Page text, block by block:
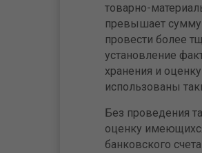
товарно-
превышает сумму
провести более
установление
хранения и
использованы
Без проведения
оценку
банковского